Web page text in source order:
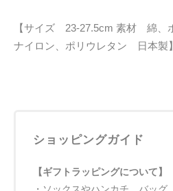
【サイズ 23-27.5cm 素材 綿、
ナイロン、ポリウレタン 日本製】
ショッピングガイド
【ギフトラッピングについて】
・ソックスやハンカチ、バッグ